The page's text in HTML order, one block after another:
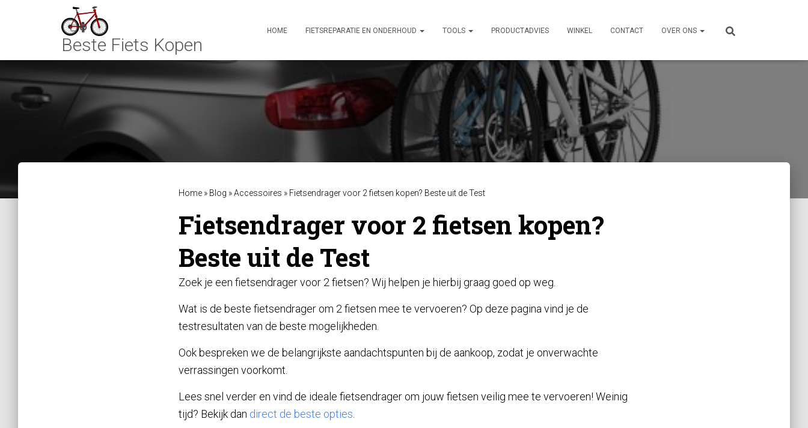
HOME FIETSREPARATIE EN ONDERHOUD TOOLS PRODUCTADVIES WINKEL CONTACT OVER ONS
Home » Blog »Accessoires » Fietsendrager voor 2 fietsen kopen? Beste uit de Test
Fietsendrager voor 2 fietsen kopen?
Beste uit de Test
Zoek je een fietsendrager voor 2 fietsen? Wij helpen je hierbij graag goed op weg.
Wat is de beste fietsendrager om 2 fietsen mee te vervoeren? Op deze pagina vind je de
testresultaten van de beste mogelijkheden.
Ook bespreken we de belangrijkste aandachtspunten bij de aankoop, zodat je onverwachte
verrassingen voorkomt.
Lees snel verder en vind de ideale fietsendrager om jouw fietsen veilig mee te vervoeren! Weinig
tijd? Bekijk dan direct de beste opties